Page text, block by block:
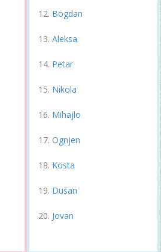
Bogdan
Aleksa
Petar
Nikola
Mihajlo
Ognjen
Kosta
Dušan
Jovan